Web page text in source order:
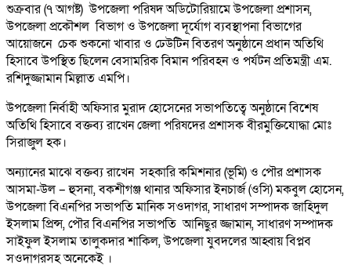
শুক্রবার (৭ আগষ্ট) উপজেলা পরিষদ অডিটোরিয়ামে উপজেলা প্রশাসন,
উপজেলা প্রকৌশল বিভাগ ও উপজেলা দূর্যোগ ব্যবস্থাপনা বিভাগের
আয়োজনে চেক শুকনো খাবার ও ঢেউটিন বিতরণ অনুষ্ঠানে প্রধান অতিথি
হিসাবে উপস্থিত ছিলেন বেসামরিক বিমান পরিবহন ও পর্যটন প্রতিমন্ত্রী এম.
রশিদুজ্জামান মিল্লাত এমপি।
উপজেলা নির্বাহী অফিসার মুরাদ হোসেনের সভাপতিত্বে অনুষ্ঠানে বিশেষ
অতিথি হিসাবে বক্তব্য রাখেন জেলা পরিষদের প্রশাসক বীরমুক্তিযোদ্ধা মোঃ
সিরাজুল হক।
অন্যানের মাঝে বক্তব্য রাখেন সহকারি কমিশনার (ভূমি) ও পৌর প্রশাসক
আসমা-উল – হুসনা, বকশীগঞ্জ থানার অফিসার ইনচার্জ (ওসি) মকবুল হোসেন,
উপজেলা বিএনপির সভাপতি মানিক সওদাগর, সাধারণ সম্পাদক জাহিদুল
ইসলাম প্রিন্স, পৌর বিএনপির সভাপতি আনিছুর জ্জামান, সাধারণ সম্পাদক
সাইফুল ইসলাম তালুকদার শাকিল, উপজেলা যুবদলের আহ্বায় বিপ্লব
সওদাগরসহ অনেকেই ।